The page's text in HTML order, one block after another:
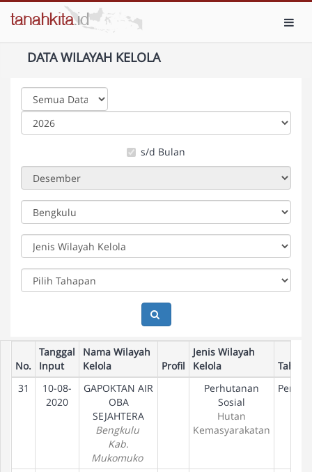
DATA WILAYAH KELOLA
s/d Bulan
No.
Tanggal
Input
Nama Wilayah
Kelola
Profil
Jenis Wilayah
Kelola
31
10-08-
2020
GAPOKTAN AIR
OBA
SEJAHTERA
Bengkulu
Kab.
Mukomuko
Perhutanan
Sosial
Hutan
Kemasyarakatan